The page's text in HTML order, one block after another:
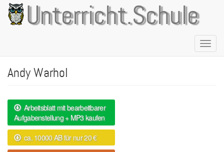
Direkt
zum
Inhalt
Unterricht.Schule
Andy Warhol
Arbeitsblatt mit bearbeitbarer
Aufgabenstellung + MP3 kaufen
ca. 10000 AB für nur 20 €